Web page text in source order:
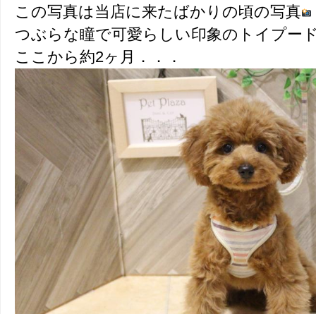
この写真は当店に来たばかりの頃の写真
つぶらな瞳で可愛らしい印象のトイプー
ここから約2ヶ月．．．